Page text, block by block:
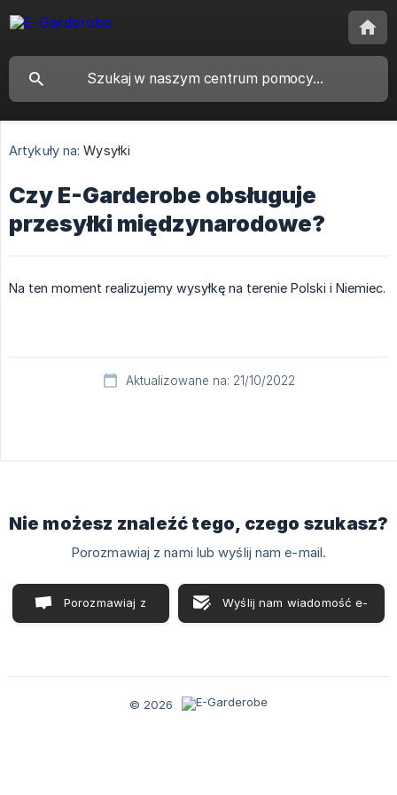
Artykuły na: Wysyłki
Czy E-Garderobe obsługuje
przesyłki międzynarodowe?
Na ten moment realizujemy wysyłkę na terenie Polski i Niemiec.
Aktualizowane na: 21/10/2022
Nie możesz znaleźć tego, czego szukasz?
Porozmawiaj z nami lub wyślij nam e-mail.
Porozmawiaj z Wyślij nam wiadomość e-
© 2026